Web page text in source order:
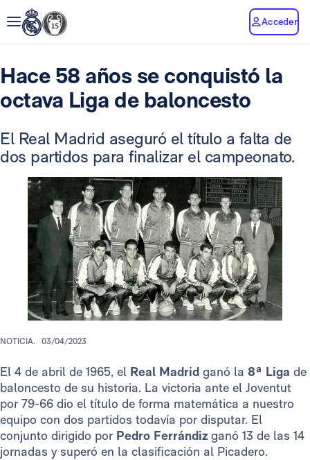
Acceder
Hace 58 años se conquistó la
octava Liga de baloncesto
El Real Madrid aseguró el título a falta de
dos partidos para finalizar el campeonato.
NOTICIA. 03/04/2023
El 4 de abril de 1965, el Real Madrid ganó la 8ª Liga de
baloncesto de su historia. La victoria ante el Joventut
por 79-66 dio el título de forma matemática a nuestro
equipo con dos partidos todavía por disputar. El
conjunto dirigido por Pedro Ferrándiz ganó 13 de las 14
jornadas y superó en la clasificación al Picadero.